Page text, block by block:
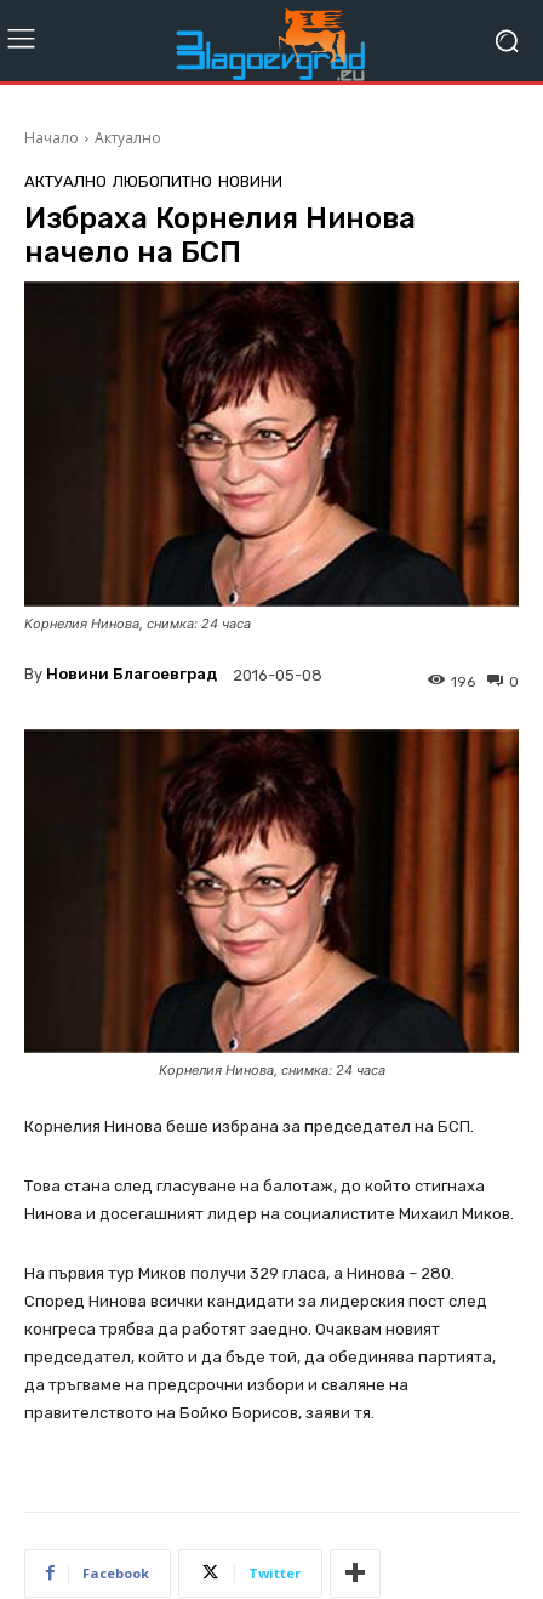
Начало Актуално
АКТУАЛНО ЛЮБОПИТНО НОВИНИ
Избраха Корнелия Нинова
начело на БСП
Корнелия Нинова, снимка: 24 часа
By Новини Благоевград 2016-05-08 0
196
Корнелия Нинова, снимка: 24 часа
Корнелия Нинова беше избрана за председател на БСП.
Това стана след гласуване на балотаж, до който стигнаха
Нинова и досегашният лидер на социалистите Михаил Миков.
На първия тур Миков получи 329 гласа, а Нинова – 280.
Според Нинова всички кандидати за лидерския пост след
конгреса трябва да работят заедно. Очаквам новият
председател, който и да бъде той, да обединява партията,
да тръгваме на предсрочни избори и сваляне на
правителството на Бойко Борисов, заяви тя.
Facebook Twitter